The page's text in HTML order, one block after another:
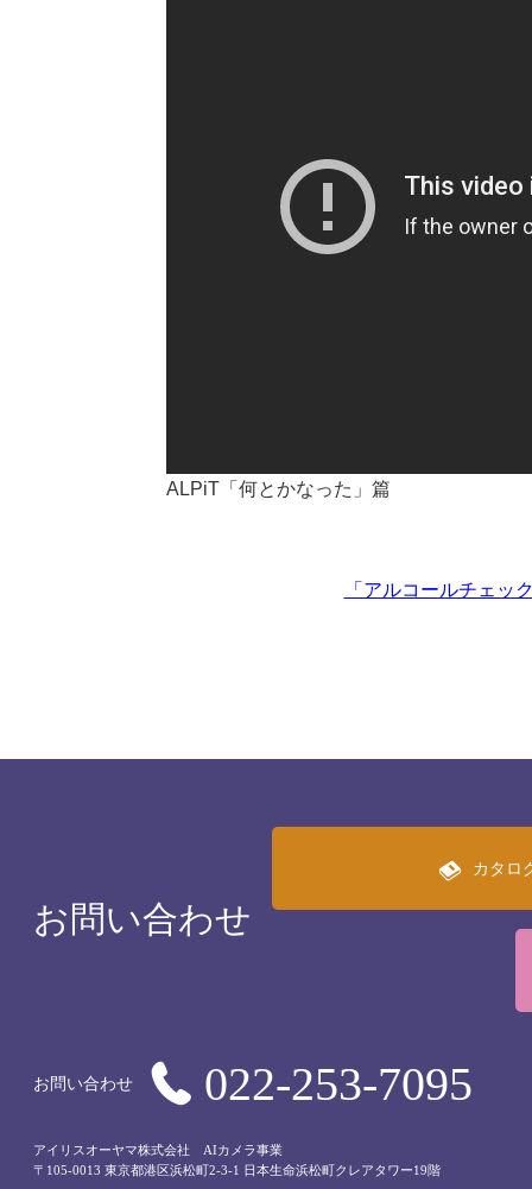
ALPiT「何とかなった」篇
「アルコールチェッ
お問い合わせ
カタロ
お問い合わせ 022-253-7095
アイリスオーヤマ株式会社 AIカメラ事業
〒105-0013 東京都港区浜松町2-3-1 日本生命浜松町クレアタワー19階